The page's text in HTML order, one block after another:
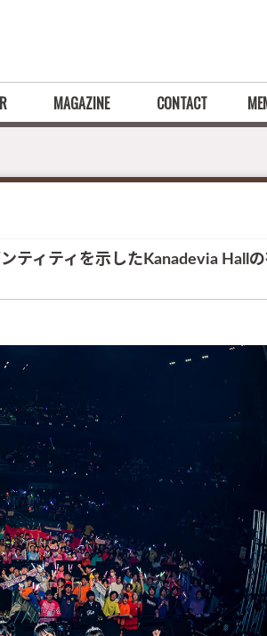
MAGAZINE CONTACT
ティティを示したKanadevia Hallの